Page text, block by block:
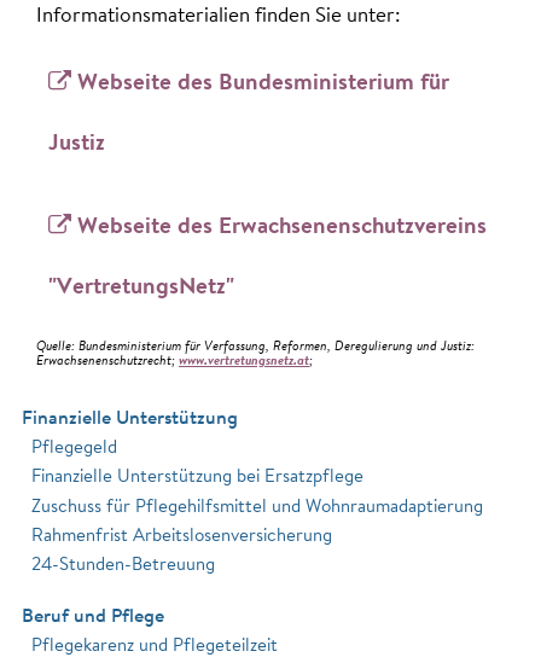
Informationsmaterialien finden Sie unter:
Webseite des Bundesministerium für
Justiz
Webseite des Erwachsenenschutzvereins
"VertretungsNetz"
Quelle: Bundesministerium für Verfassung, Reformen, Deregulierung und Justiz:
Erwachsenenschutzrecht; www.vertretungsnetz.at;
Finanzielle Unterstützung
Pflegegeld
Finanzielle Unterstützung bei Ersatzpflege
Zuschuss für Pflegehilfsmittel und Wohnraumadaptierung
Rahmenfrist Arbeitslosenversicherung
24-Stunden-Betreuung
Beruf und Pflege
Pflegekarenz und Pflegeteilzeit